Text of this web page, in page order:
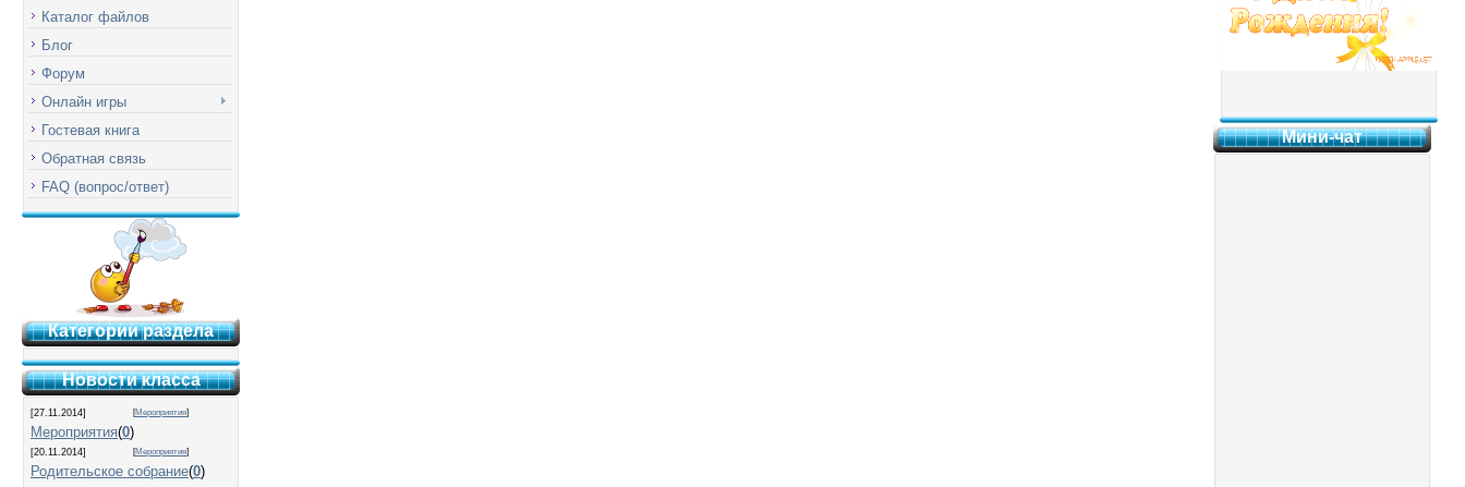
Каталог файлов
Блог
Форум
Онлайн игры
Гостевая книга
Обратная связь
FAQ (вопрос/ответ)
Категории раздела
Новости класса
[27.11.2014] [Мероприятия]
Мероприятия(0)
[20.11.2014] [Мероприятия]
Родительское собрание(0)
Мини-чат